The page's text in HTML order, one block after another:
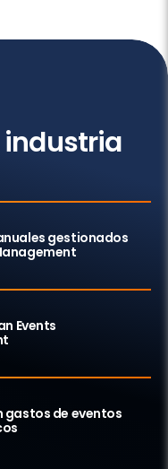
gestionados
Events
gastos de eventos